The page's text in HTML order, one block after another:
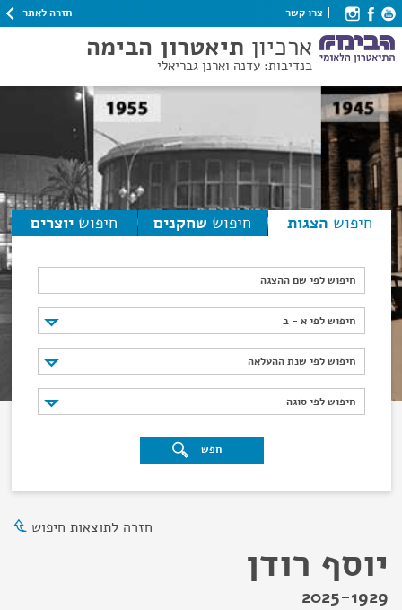
צרו קשר חזרה לאתר
ארכיון תיאטרון הבימה
בנדיבות: עדנה וארנן גבריאלי
חיפוש הצגות חיפוש שחקנים חיפוש יוצרים
חיפוש לפי שם ההצגה
חיפוש לפי א - ב
חיפוש לפי א - ב
חיפוש לפי שנת ההעלאה
חיפוש לפי שנת ההעלאה
חיפוש לפי סוגה
חיפוש לפי סוגה
חפש
חזרה לתוצאות חיפוש
יוסף רודן
2025-1929